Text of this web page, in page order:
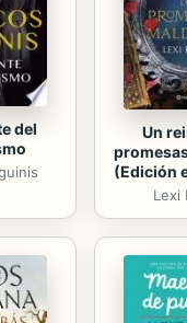
¿Ha sucedido algún
Enemigo? ¡Así comienza
del
Un
(Edición
Lexi